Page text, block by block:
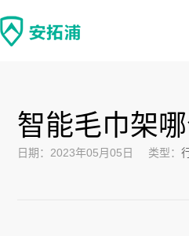
智能毛巾架
日期：2023年05月05日 类型：